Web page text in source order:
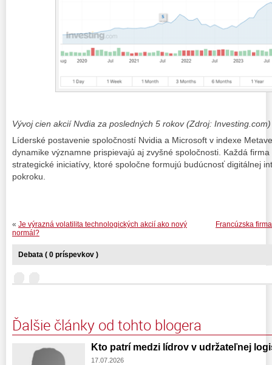
Vývoj cien akcií Nvdia za posledných 5 rokov (Zdroj: Investing.com)
Líderské postavenie spoločností Nvidia a Microsoft v indexe
dynamike významne prispievajú aj zvyšné spoločnosti. Každá
strategické iniciatívy, ktoré spoločne formujú budúcnosť digitálnej
pokroku.
Francúzska
« Je výrazná volatilita technologických akcií ako nový
normál?
Debata ( 0 príspevkov )
Ďalšie články od tohto blogera
Kto patrí medzi lídrov v udržateľnej
17.07.2026